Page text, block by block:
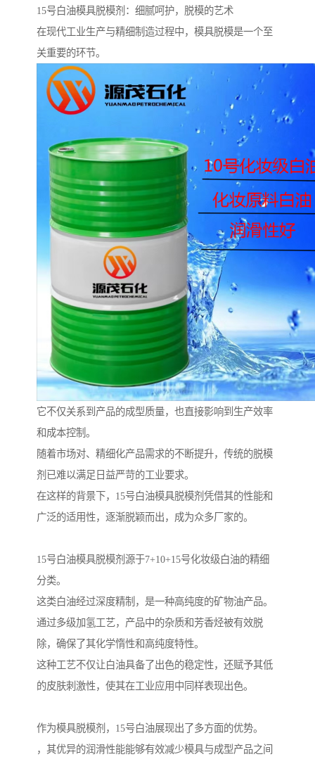
15号白油模具脱模剂：细腻呵护，脱模的艺术
在现代工业生产与精细制造过程中，模具脱模是一个至
关重要的环节。
它不仅关系到产品的成型质量，也直接影响到生产效率
和成本控制。
随着市场对、精细化产品需求的不断提升，传统的脱模
剂已难以满足日益严苛的工业要求。
在这样的背景下，15号白油模具脱模剂凭借其的性能和
广泛的适用性，逐渐脱颖而出，成为众多厂家的。
15号白油模具脱模剂源于7+10+15号化妆级白油的精细
分类。
这类白油经过深度精制，是一种高纯度的矿物油产品。
通过多级加氢工艺，产品中的杂质和芳香烃被有效脱
除，确保了其化学惰性和高纯度特性。
这种工艺不仅让白油具备了出色的稳定性，还赋予其低
的皮肤刺激性，使其在工业应用中同样表现出色。
作为模具脱模剂，15号白油展现出了多方面的优势。
，其优异的润滑性能能够有效减少模具与成型产品之间